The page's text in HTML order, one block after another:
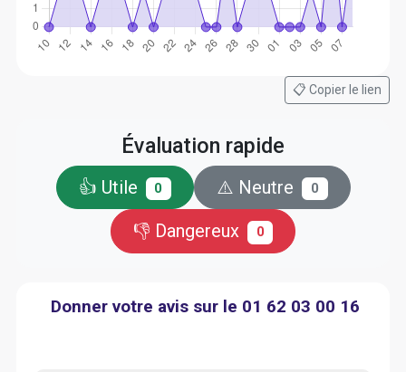
📋 Copier le lien
Évaluation rapide
👍 Utile 0 ⚠️ Neutre 0
👎 Dangereux 0
Donner votre avis sur le 01 62 03 00 16